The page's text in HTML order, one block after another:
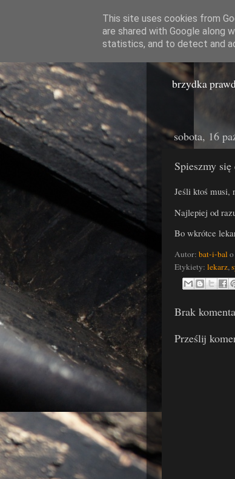
brzydka
sobota, 16
Spieszmy
Jeśli ktoś musi,
Najlepiej od
Bo wkrótce
Autor: bat-i-balo
Etykiety: lekarz,
Brak
Prześlij
This site uses cookies from
are shared with Google along
statistics, and to detect and